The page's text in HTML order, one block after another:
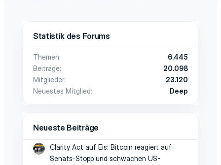
Statistik des Forums
Themen
6.445
Beiträge
20.098
Mitglieder
23.120
Neuestes Mitglied
Deep
Neueste Beiträge
Clarity Act auf Eis: Bitcoin reagiert auf
Senats-Stopp und schwachen US-